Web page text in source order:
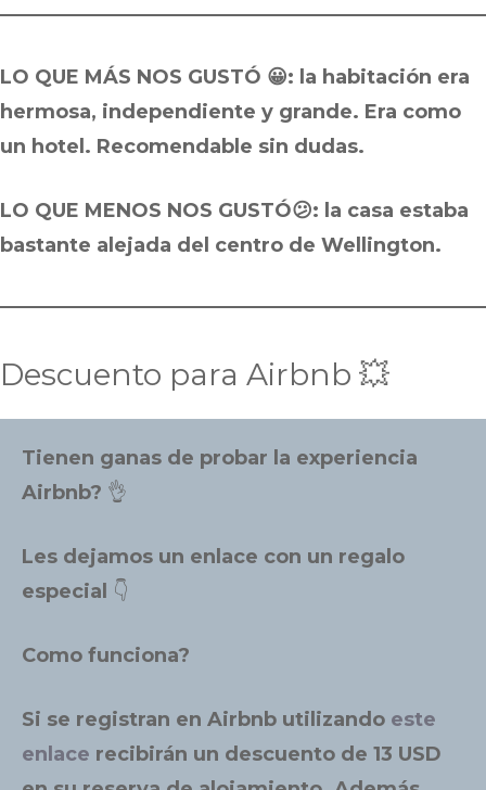
LO QUE MÁS NOS GUSTÓ 😀: la habitación era
hermosa, independiente y grande. Era como
un hotel. Recomendable sin dudas.
LO QUE MENOS NOS GUSTÓ😕: la casa estaba
bastante alejada del centro de Wellington.
Descuento para Airbnb 💥
Tienen ganas de probar la experiencia
Airbnb? 👌
Les dejamos un enlace con un regalo
especial 👇
Como funciona?
Si se registran en Airbnb utilizando este
enlace recibirán un descuento de 13 USD